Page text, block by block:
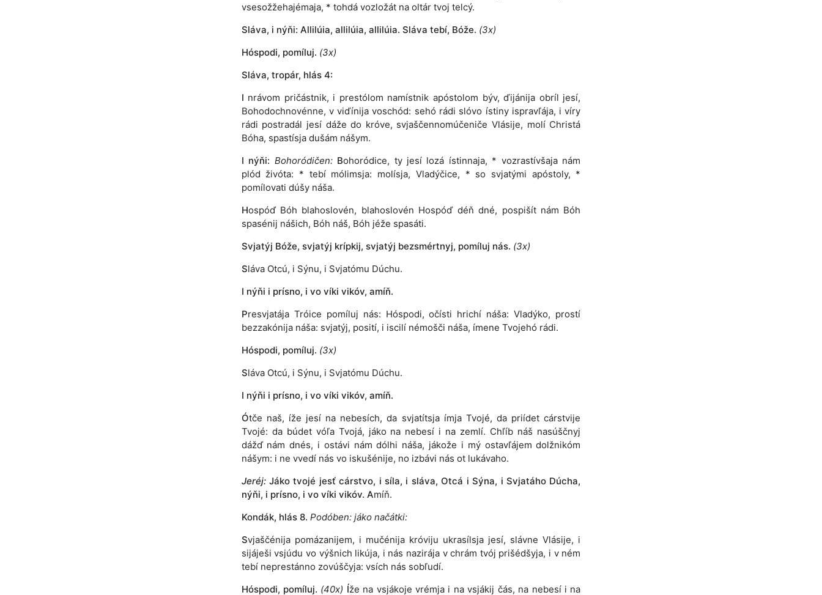
vsesožžehajémaja, * tohdá vozložát na oltár tvoj telcý.
Sláva, i nýňi: Allilúia, allilúia, allilúia. Sláva tebí, Bóže. (3x)
Hóspodi, pomíluj. (3x)
Sláva, tropár, hlás 4:
I nrávom pričástnik, i prestólom namístnik apóstolom býv, ďijánija obríl jesí,
Bohodochnovénne, v viďínija voschód: sehó rádi slóvo ístiny ispravľája, i víry
rádi postradál jesí dáže do króve, svjaščennomúčeniče Vlásije, molí Christá
Bóha, spastísja dušám nášym.
I nýňi: Bohoródičen: Bohoródice, ty jesí lozá ístinnaja, * vozrastívšaja nám
plód živóta: * tebí mólimsja: molísja, Vladýčice, * so svjatými apóstoly, *
pomílovati dúšy náša.
Hospóď Bóh blahoslovén, blahoslovén Hospóď déň dné, pospišít nám Bóh
spasénij nášich, Bóh náš, Bóh jéže spasáti.
Svjatýj Bóže, svjatýj krípkij, svjatýj bezsmértnyj, pomíluj nás. (3x)
Sláva Otcú, i Sýnu, i Svjatómu Dúchu.
I nýňi i prísno, i vo víki vikóv, amíň.
Presvjatája Tróice pomíluj nás: Hóspodi, očísti hrichí náša: Vladýko, prostí
bezzakónija náša: svjatýj, posití, i iscilí némošči náša, ímene Tvojehó rádi.
Hóspodi, pomíluj. (3x)
Sláva Otcú, i Sýnu, i Svjatómu Dúchu.
I nýňi i prísno, i vo víki vikóv, amíň.
Ótče naš, íže jesí na nebesích, da svjatítsja ímja Tvojé, da priídet cárstvije
Tvojé: da búdet vóľa Tvojá, jáko na nebesí i na zemlí. Chľíb náš nasúščnyj
dážď nám dnés, i ostávi nám dólhi náša, jákože i mý ostavľájem dolžnikóm
nášym: i ne vvedí nás vo iskušénije, no izbávi nás ot lukávaho.
Jeréj:Jáko tvojé jesť cárstvo, i síla, i sláva, Otcá i Sýna, i Svjatáho Dúcha,
nýňi, i prísno, i vo víki vikóv. Amíň.
Kondák, hlás 8. Podóben: jáko načátki:
Svjaščénija pomázanijem, i mučénija króviju ukrasílsja jesí, slávne Vlásije, i
sijáješi vsjúdu vo výšnich likúja, i nás nazirája v chrám tvój prišédšyja, i v ném
tebí neprestánno zovúščyja: vsích nás sobľudí.
Hóspodi, pomíluj. (40x) Íže na vsjákoje vrémja i na vsjákij čás, na nebesí i na